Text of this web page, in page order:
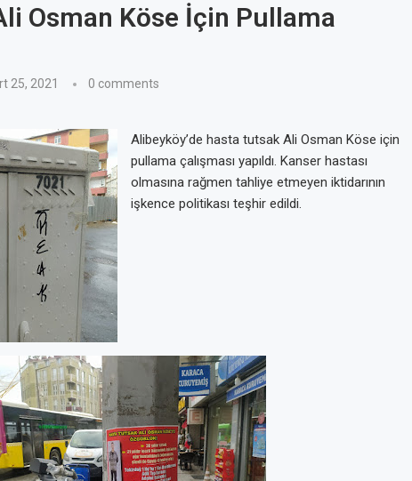
Osman Köse İçin Pullama
25, 2021 0 comments
Alibeyköy’de hasta tutsak Ali Osman Köse için
pullama çalışması yapıldı. Kanser hastası
olmasına rağmen tahliye etmeyen iktidarının
işkence politikası teşhir edildi.